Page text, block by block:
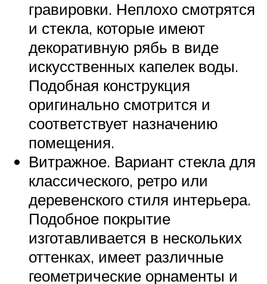
гравировки. Неплохо смотрятся
и стекла, которые имеют
декоративную рябь в виде
искусственных капелек воды.
Подобная конструкция
оригинально смотрится и
соответствует назначению
помещения.
Витражное. Вариант стекла для
классического, ретро или
деревенского стиля интерьера.
Подобное покрытие
изготавливается в нескольких
оттенках, имеет различные
геометрические орнаменты и